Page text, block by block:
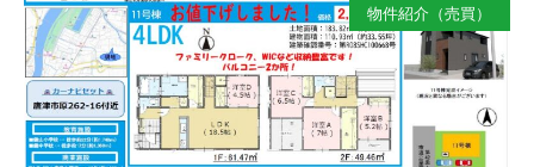
物件紹介（売買）